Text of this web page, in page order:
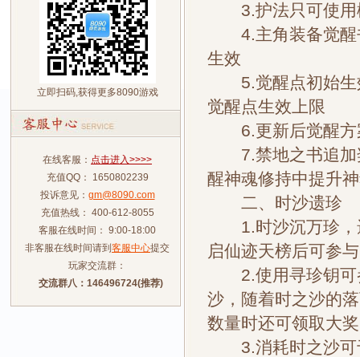
立即扫码,获得更多8090游戏
在线客服： 点击进入>>>>
充值QQ： 1650802239
投诉意见： gm@8090.com
充值热线： 400-612-8055
客服在线时间： 9:00-18:00
非客服在线时间请到 客服中心提交
玩家交流群：
交流群八：146496724(推荐)
3.护法只可使用
4.主角装备觉醒
生效
5.觉醒点初始生
觉醒点生效上限
6.更新后觉醒方
7.禁地之书追加奖
醒神魂修持中提升
二、时沙遗珍
1.时沙沉万珍，
启仙迹天榜后可参与
2.使用寻珍钥可
沙，随着时之沙的
数量时还可领取大奖
3.消耗时之沙可